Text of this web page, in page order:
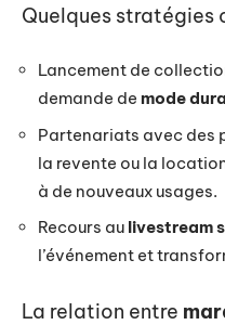
Quelques stratégies
Lancement de
demande de mode
Partenariats avec des
la revente ou la
à de nouveaux usages.
Recours au livestream
l’événement et
La relation entre